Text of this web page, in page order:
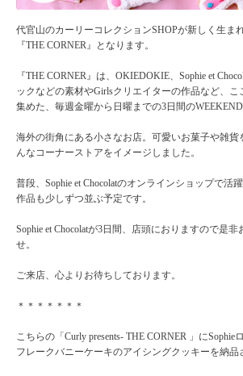
代官山のカーリーコレクションSHOPが新しく生ま
『THE CORNER』となります。
『THE CORNER』は、OKIEDOKIE、 Sophie et
ックなどの素材やGirlsクリエイターの作品など、
集めた、毎週金曜から日曜までの3日間のWEEKEND
海外の街角にある小さなお店。可愛いお菓子や雑貨
んなコーナーストアをイメージしました。
普段、 Sophie et Chocolatのオンラインショップで活
作品も少しずつ並ぶ予定です。
Sophie et Chocolatが3日間、店頭におりますので是非
せ。
ご来店、心よりお待ちしております。
＊＊＊＊＊＊＊
こちらの「Curly presents- THE CORNER 」に
フレークバニーケーキのアイシングクッキーを納品